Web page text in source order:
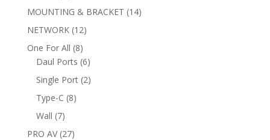
products
MOUNTING & BRACKET 1414
NETWORK 1212
One For All 88
products
Daul Ports 66
products
Single Port 22
Type-C 88
Wall 77
products
PRO AV 2727